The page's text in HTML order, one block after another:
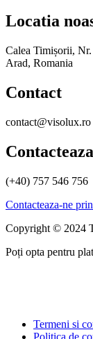
Locatia
Calea Timișorii,
Arad, Romania
Contact
contact@visolux.ro
(+40) 757 546 756
Contacteaza-ne
Copyright © 2024
Poți opta pentru
Termeni si
Politica de